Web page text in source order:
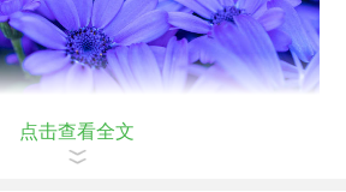
点击查看全文